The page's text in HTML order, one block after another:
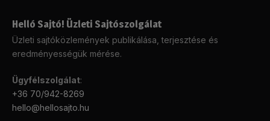
Helló Sajtó! Üzleti Sajtószolgálat
Üzleti sajtóközlemények publikálása, terjesztése és
eredményességük mérése.
Ügyfélszolgálat:
+36 70/942-8269
hello@hellosajto.hu